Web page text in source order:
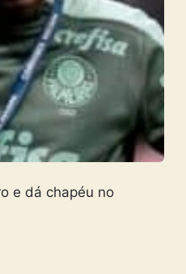
e dá chapéu no